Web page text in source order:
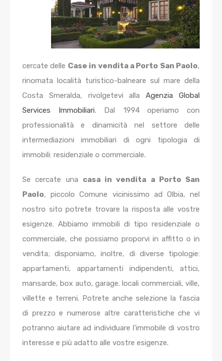
cercate delle Case in vendita a Porto San Paolo,
rinomata località turistico-balneare sul mare della
Costa Smeralda, rivolgetevi allaAgenzia Global
Services Immobiliari. Dal 1994
operiamo con
professionalità e dinamicità nel settore delle
intermediazioni immobiliari di ogni tipologia di
immobili: residenziale o commerciale.
Se cercate una casa in vendita a Porto San
Paolo, piccolo Comune vicinissimo ad Olbia, nel
nostro sito potrete trovare la risposta alle vostre
esigenze. Abbiamo immobili di tipo residenziale o
commerciale, che possiamo proporvi in affitto o in
vendita; disponiamo, inoltre, di diverse tipologie:
appartamenti, appartamenti indipendenti, attici,
mansarde, box auto, garage. locali commerciali, ville,
villette e terreni. Potrete anche selezione la fascia
di prezzo e numerose altre caratteristiche che vi
potranno aiutare ad individuare l’immobile di vostro
interesse e più adatto alle vostre esigenze.